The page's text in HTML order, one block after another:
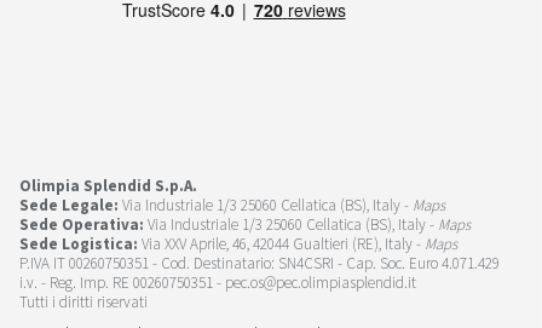
Olimpia Splendid S.p.A.
Sede Legale: Via Industriale 1/3 25060 Cellatica (BS), Italy - Maps
Sede Operativa: Via Industriale 1/3 25060 Cellatica (BS), Italy - Maps
Sede Logistica: Via XXV Aprile, 46, 42044 Gualtieri (RE), Italy - Maps
P.IVA IT 00260750351 - Cod. Destinatario: SN4CSRI - Cap. Soc. Euro 4.071.429
i.v. - Reg. Imp. RE 00260750351 - pec.os@pec.olimpiasplendid.it
Tutti i diritti riservati